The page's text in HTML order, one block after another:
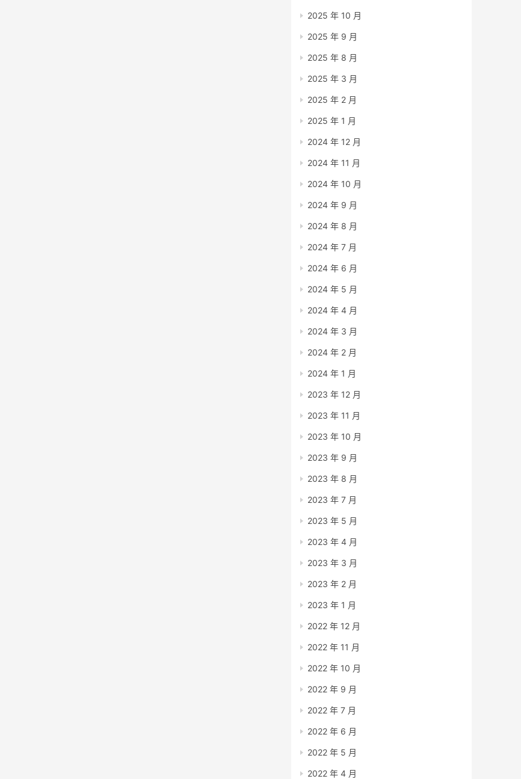
2025 年 10 月
2025 年 9 月
2025 年 8 月
2025 年 3 月
2025 年 2 月
2025 年 1 月
2024 年 12 月
2024 年 11 月
2024 年 10 月
2024 年 9 月
2024 年 8 月
2024 年 7 月
2024 年 6 月
2024 年 5 月
2024 年 4 月
2024 年 3 月
2024 年 2 月
2024 年 1 月
2023 年 12 月
2023 年 11 月
2023 年 10 月
2023 年 9 月
2023 年 8 月
2023 年 7 月
2023 年 5 月
2023 年 4 月
2023 年 3 月
2023 年 2 月
2023 年 1 月
2022 年 12 月
2022 年 11 月
2022 年 10 月
2022 年 9 月
2022 年 7 月
2022 年 6 月
2022 年 5 月
2022 年 4 月